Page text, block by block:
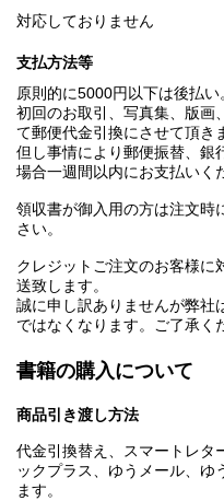
対応しておりません
支払方法等
原則的に5000円以下は後払い
初回のお取引、写真集、版画
て郵便代金引換にさせて頂き
但し事情により郵便振替、銀
場合一週間以内にお支払いく
領収書が御入用の方は注文時
さい。
クレジットご注文のお客様に
送致します。
誠に申し訳ありませんが弊社
ではなくなります。ご了承く
書籍の購入について
商品引き渡し方法
代金引換替え、スマートレタ
ックプラス、ゆうメール、ゆ
ます。